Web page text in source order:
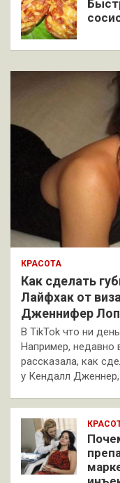
КРАСОТА
Как сделать
Лайфхак от
Дженнифер
В TikTok что ни
Например, недавно
рассказала, как
у Кендалл